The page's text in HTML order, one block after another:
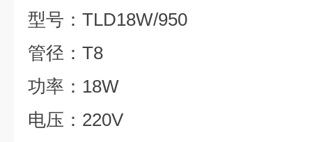
型号： TLD18W/950
管径： T8
功率： 18W
电压： 220V